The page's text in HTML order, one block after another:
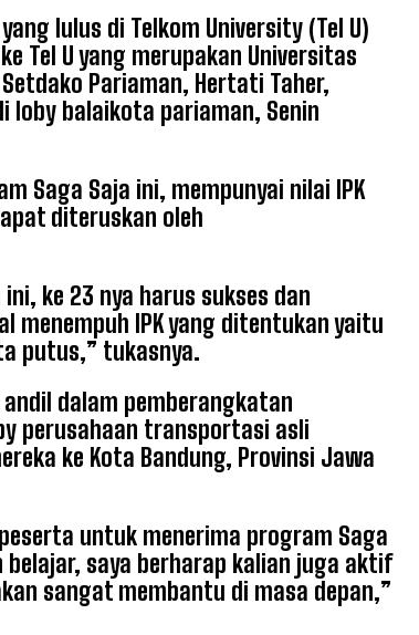
lulus di Telkom University (Tel U)
Tel U yang merupakan Universitas
Pariaman, Hertati Taher,
loby balaikota pariaman, Senin
Saga Saja ini, mempunyai nilai IPK
diteruskan oleh
ke 23 nya harus sukses dan
IPK yang ditentukan yaitu
putus,” tukasnya.
dalam pemberangkatan
perusahaan transportasi asli
ke Kota Bandung, Provinsi Jawa
untuk menerima program Saga
saya berharap kalian juga aktif
sangat membantu di masa depan,”